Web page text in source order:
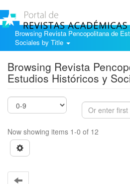
Browsing Revista Pencopolitana de
Sociales by Title
Browsing Revista
Estudios Históricos y
Now showing items 1-0 of 12